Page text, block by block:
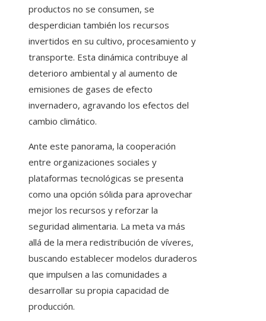
productos no se consumen, se
desperdician también los recursos
invertidos en su cultivo, procesamiento y
transporte. Esta dinámica contribuye al
deterioro ambiental y al aumento de
emisiones de gases de efecto
invernadero, agravando los efectos del
cambio climático.
Ante este panorama, la cooperación
entre organizaciones sociales y
plataformas tecnológicas se presenta
como una opción sólida para aprovechar
mejor los recursos y reforzar la
seguridad alimentaria. La meta va más
allá de la mera redistribución de víveres,
buscando establecer modelos duraderos
que impulsen a las comunidades a
desarrollar su propia capacidad de
producción.